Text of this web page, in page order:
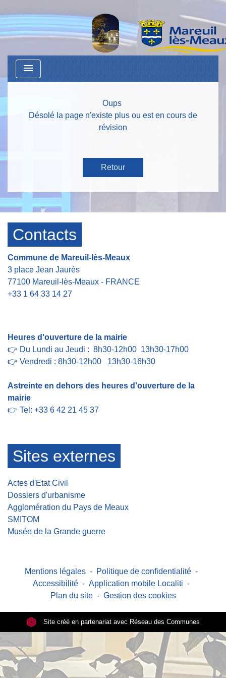
menu
Oups
Désolé la page n'existe plus ou est en cours de
révision
Retour
Contacts
Commune de Mareuil-lès-Meaux
3 place Jean Jaurès
77100 Mareuil-lès-Meaux - FRANCE
+33 1 64 33 14 27
Heures d'ouverture de la mairie
👉 Du Lundi au Jeudi : 8h30-12h00 13h30-17h00
👉 Vendredi : 8h30-12h00 13h30-16h30
Astreinte en dehors des heures d'ouverture de la
mairie
👉 Tel: +33 6 42 21 45 37
Sites externes
Actes d'Etat Civil
Dossiers d'urbanisme
Agglomération du Pays de Meaux
SMITOM
Musée de la Grande guerre
Mentions légales - Politique de confidentialité -
Accessibilité - Application mobile Localiti -
Plan du site - Gestion des cookies
Site créé en partenariat avec Réseau des Communes